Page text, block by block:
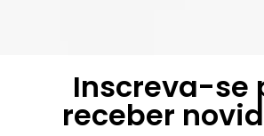
Inscreva-se
receber